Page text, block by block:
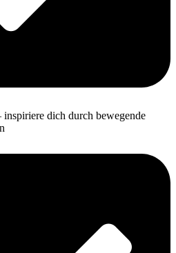
inspiriere dich durch bewegende